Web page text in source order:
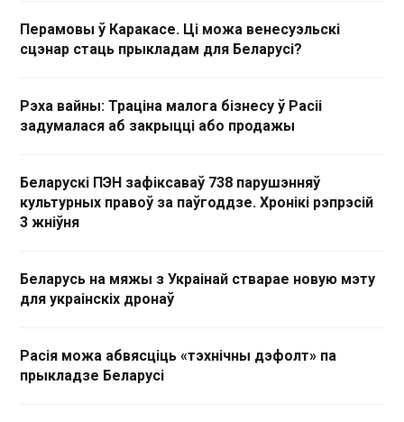
Перамовы ў Каракасе. Ці можа венесуэльскі
сцэнар стаць прыкладам для Беларусі?
Рэха вайны: Траціна малога бізнесу ў Расіі
задумалася аб закрыцці або продажы
Беларускі ПЭН зафіксаваў 738 парушэнняў
культурных правоў за паўгоддзе. Хронікі рэпрэсій
3 жніўня
Беларусь на мяжы з Украінай стварае новую мэту
для украінскіх дронаў
Расія можа абвясціць «тэхнічны дэфолт» па
прыкладзе Беларусі